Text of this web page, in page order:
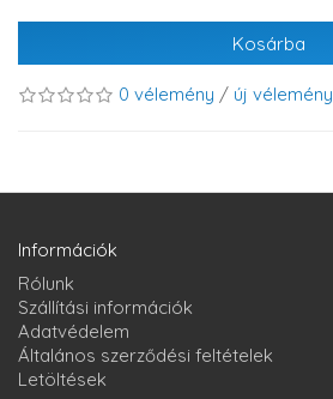
Kosárba
0 vélemény / új vélemény
Információk
Rólunk
Szállítási információk
Adatvédelem
Általános szerződési feltételek
Letöltések